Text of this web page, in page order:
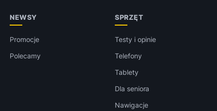
NEWSY
Promocje
Polecamy
SPRZĘT
Testy i opinie
Telefony
Tablety
Dla seniora
Nawigacje